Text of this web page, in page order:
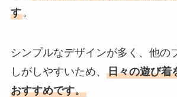
す。
シンプルなデザインが多く、他の
しがしやすいため、 日々の遊び着
おすすめです。